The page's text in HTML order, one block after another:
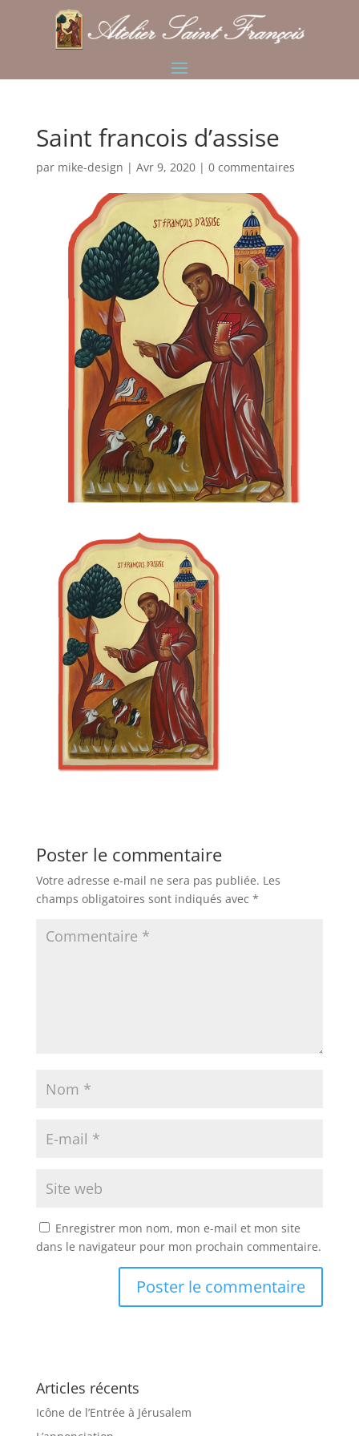
Saint francois d’assise
par mike-design | Avr 9, 2020| 0 commentaires
Poster le commentaire
Votre adresse e-mail ne sera pas publiée. Les
champs obligatoires sont indiqués avec *
Enregistrer mon nom, mon e-mail et mon site
dans le navigateur pour mon prochain commentaire.
Articles récents
Icône de l’Entrée à Jérusalem